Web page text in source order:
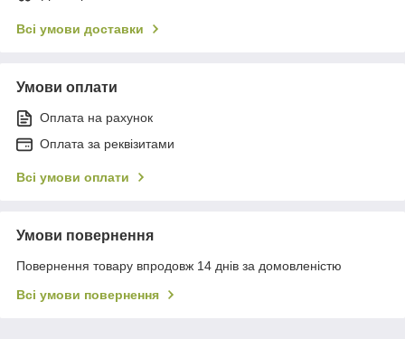
Всі умови доставки
Умови оплати
Оплата на рахунок
Оплата за реквізитами
Всі умови оплати
Умови повернення
Повернення товару впродовж 14 днів за домовленістю
Всі умови повернення